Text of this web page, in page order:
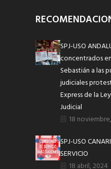
SPJ-USO
concentrados
Sebastián a las
judiciales
Express de la
Judicial
18
SPJ-USO
SERVICIO
18 abril, 2024